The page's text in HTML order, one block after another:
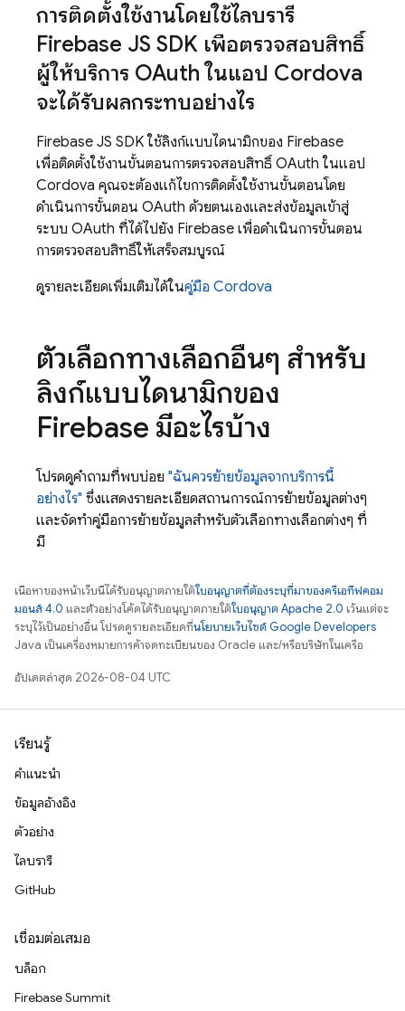
การติดตั้งใช้งานโดยใช้ไลบรารี
Firebase JS SDK เพื่อตรวจสอบสิทธิ์
ผู้ให้บริการ OAuth ในแอป Cordova
จะได้รับผลกระทบอย่างไร
Firebase JS SDK ใช้ลิงก์แบบไดนามิกของ Firebase
เพื่อติดตั้งใช้งานขั้นตอนการตรวจสอบสิทธิ์ OAuth ในแอป
Cordova คุณจะต้องแก้ไขการติดตั้งใช้งานขั้นตอนโดย
ดำเนินการขั้นตอน OAuth ด้วยตนเองและส่งข้อมูลเข้าสู่
ระบบ OAuth ที่ได้ไปยัง Firebase เพื่อดำเนินการขั้นตอน
การตรวจสอบสิทธิ์ให้เสร็จสมบูรณ์
ดูรายละเอียดเพิ่มเติมได้ในคู่มือ Cordova
ตัวเลือกทางเลือกอื่นๆ สำหรับ
ลิงก์แบบไดนามิกของ
Firebase มีอะไรบ้าง
โปรดดูคำถามที่พบบ่อย "ฉันควรย้ายข้อมูลจากบริการนี้
อย่างไร" ซึ่งแสดงรายละเอียดสถานการณ์การย้ายข้อมูลต่างๆ
และจัดทำคู่มือการย้ายข้อมูลสำหรับตัวเลือกทางเลือกต่างๆ ที่
มี
เนื้อหาของหน้าเว็บนี้ได้รับอนุญาตภายใต้ใบอนุญาตที่ต้องระบุที่มาของครีเอทีฟคอม
มอนส์ 4.0 และตัวอย่างโค้ดได้รับอนุญาตภายใต้ใบอนุญาต Apache 2.0 เว้นแต่จะ
ระบุไว้เป็นอย่างอื่น โปรดดูรายละเอียดที่นโยบายเว็บไซต์ Google Developers
Java เป็นเครื่องหมายการค้าจดทะเบียนของ Oracle และ/หรือบริษัทในเครือ
อัปเดตล่าสุด 2026-08-04 UTC
เรียนรู้
คำแนะนำ
ข้อมูลอ้างอิง
ตัวอย่าง
ไลบรารี
GitHub
เชื่อมต่อเสมอ
บล็อก
Firebase Summit